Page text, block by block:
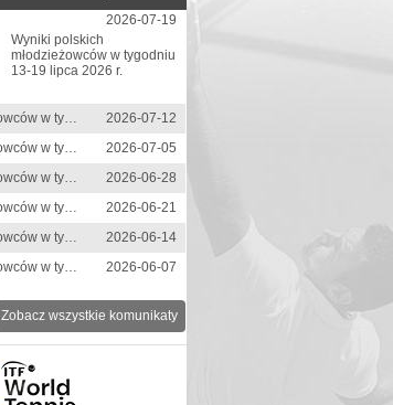
2026-07-19
Wyniki polskich
młodzieżowców w tygodniu
13-19 lipca 2026 r.
Wyniki polskich młodzieżowców w tygodniu 6-12 lipca 2026 r.
2026-07-12
Wyniki polskich młodzieżowców w tygodniu 29 czerwca-5 lipca 2026 r.
2026-07-05
Wyniki polskich młodzieżowców w tygodniu 22-28 czerwca 2026 r.
2026-06-28
Wyniki polskich młodzieżowców w tygodniu 15-21 czerwca 2026 r.
2026-06-21
Wyniki polskich młodzieżowców w tygodniu 8-14 czerwca 2026 r.
2026-06-14
Wyniki polskich młodzieżowców w tygodniu 1-7 czerwca 2026 r.
2026-06-07
Zobacz wszystkie komunikaty